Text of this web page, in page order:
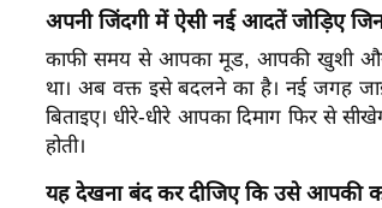
अपनी जिंदगी में ऐसी नई आदतें जोड़िए
काफी समय से आपका मूड, आपकी खुशी और
था। अब वक्त इसे बदलने का है। नई जगह
बिताइए। धीरे-धीरे आपका दिमाग फिर से
होती।
यह देखना बंद कर दीजिए कि उसे आपकी